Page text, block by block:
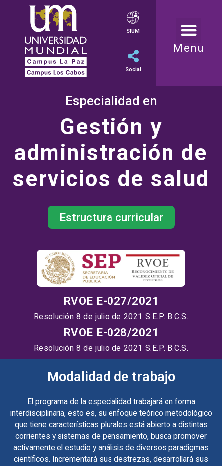
SIUM
Social
Menu
Especialidad en
Gestión y
administración de
servicios de salud
Estructura curricular
RVOE E-027/2021
Resolución 8 de julio de 2021 S.E.P. B.C.S.
RVOE E-028/2021
Resolución 8 de julio de 2021 S.E.P. B.C.S.
Modalidad de trabajo
El programa de la especialidad trabajará en forma
interdisciplinaria, esto es, su enfoque teórico metodológico
que tiene características plurales está abierto a distintas
corrientes y sistemas de pensamiento, busca promover
activamente el estudio y análisis de diversos paradigmas
científicos. Incrementará sus destrezas, desarrollará sus